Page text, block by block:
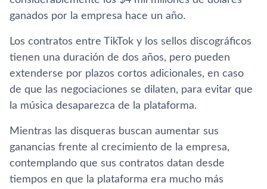
ganados por la empresa hace un año.
Los contratos entre TikTok y los sellos discográficos
tienen una duración de dos años, pero pueden
extenderse por plazos cortos adicionales, en caso
de que las negociaciones se dilaten, para evitar que
la música desaparezca de la plataforma.
Mientras las disqueras buscan aumentar sus
ganancias frente al crecimiento de la empresa,
contemplando que sus contratos datan desde
tiempos en que la plataforma era mucho más